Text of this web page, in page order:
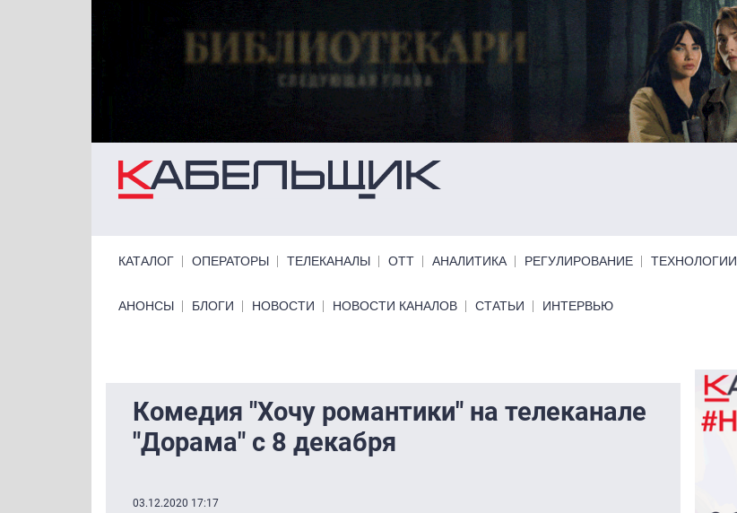
КАТАЛОГ ОПЕРАТОРЫ ТЕЛЕКАНАЛЫ ОТТ АНАЛИТИКА РЕГУЛИРОВАНИЕ ТЕХНОЛОГИИ
Primary links bottom
АНОНСЫ БЛОГИ НОВОСТИ НОВОСТИ КАНАЛОВ СТАТЬИ ИНТЕРВЬЮ
Комедия "Хочу романтики" на телеканале
"Дорама" с 8 декабря
03.12.2020 17:17